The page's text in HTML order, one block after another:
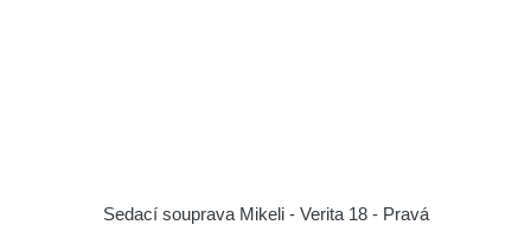
Sedací souprava Mikeli - Verita 18 - Pravá